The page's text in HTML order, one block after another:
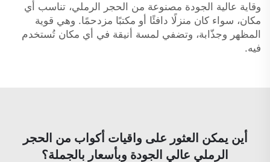
وقاية عالية الجودة مصنوعة من الحجر الرملي، تناسب أي
مكان، سواء كان منزلًا دافئًا أو مكتبًا مزدحمًا. وهي قوية
المظهر وجذّابة، وتضفي لمسة أنيقة في أي مكان تُستخدم
فيه.
أين يمكن العثور على واقيات أكواب من الحجر
الرملي عالي الجودة وبأسعار بالجملة؟